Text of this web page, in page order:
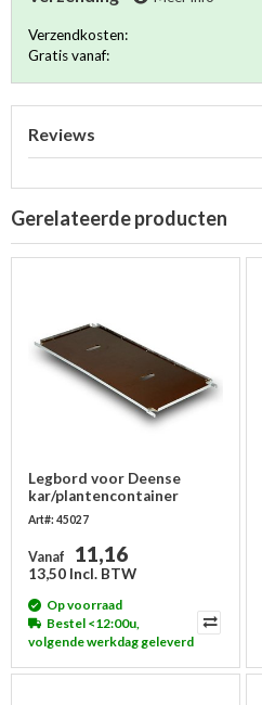
Verzendkosten:
Gratis vanaf:
Reviews
Gerelateerde producten
Legbord voor Deense
kar/plantencontainer
1275x555mm
Art#: 45027
Vanaf 11,16
13,50 Incl. BTW
Op voorraad
Bestel <12:00u,
volgende werkdag geleverd